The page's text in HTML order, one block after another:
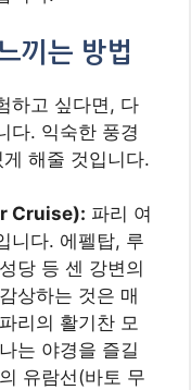
끼는 방법
하고 싶다면, 다
다. 익숙한 풍경
해줄 것입니다.
Cruise): 파리 여
니다. 에펠탑, 루
당 등 센 강변의
상하는 것은 매
리의 활기찬 모
는 야경을 즐길
유람선(바토 무